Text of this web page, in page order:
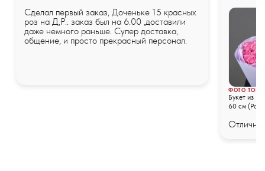
Сделал первый заказ, Доченьке 15 красных
роз на Д,Р.. заказ был на 6.00 ,доставили
даже немного раньше. Супер доставка,
общение, и просто прекрасный персонал.
ФОТО
Букет из
60 см